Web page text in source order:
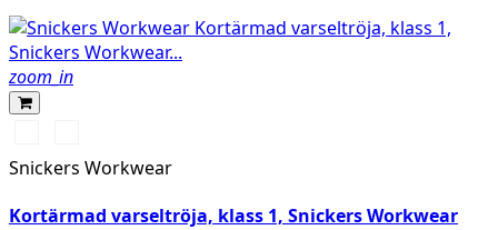
zoom_in
vis
yellow\Black
orange\Black
Snickers Workwear
Kortärmad varseltröja, klass 1, Snickers Workwear